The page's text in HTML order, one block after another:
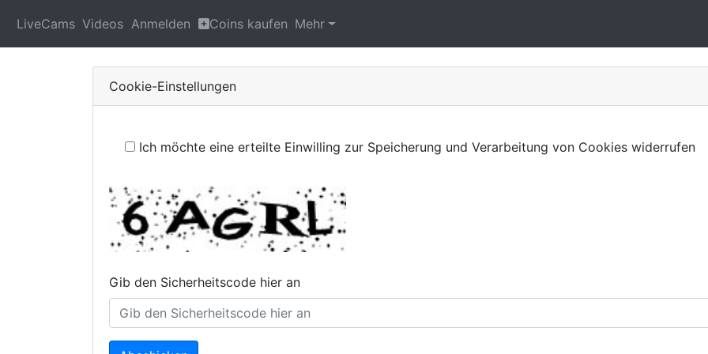
LiveCams Videos Anmelden Coins kaufen Mehr
Cookie-Einstellungen
Ich möchte eine erteilte Einwilling zur Speicherung und Verarbeitung von Cookies widerrufen
Gib den Sicherheitscode hier an